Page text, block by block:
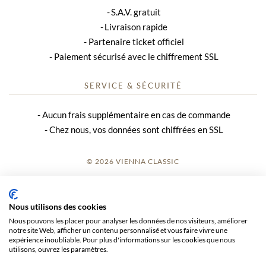
S.A.V. gratuit
Livraison rapide
Partenaire ticket officiel
Paiement sécurisé avec le chiffrement SSL
SERVICE & SÉCURITÉ
Aucun frais supplémentaire en cas de commande
Chez nous, vos données sont chiffrées en SSL
© 2026 VIENNA CLASSIC
CGV
Nous utilisons des cookies
Nous pouvons les placer pour analyser les données de nos visiteurs, améliorer
notre site Web, afficher un contenu personnalisé et vous faire vivre une
expérience inoubliable. Pour plus d'informations sur les cookies que nous
utilisons, ouvrez les paramètres.